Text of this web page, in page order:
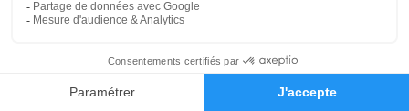
Faire-part Hommages
mercredi 12 novembre 2025 à 10h30
Église Saint Nizier d'Allemond
38114 Allemond